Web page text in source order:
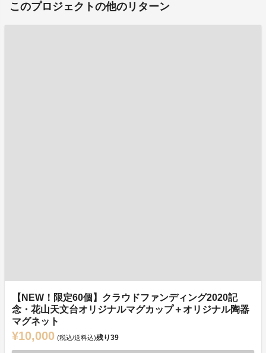
このプロジェクトの他のリターン
【NEW！限定60個】クラウドファンディング2020記
念・花山天文台オリジナルマグカップ＋オリジナル陶器
マグネット
¥10,000 (税込/送料込)残り39